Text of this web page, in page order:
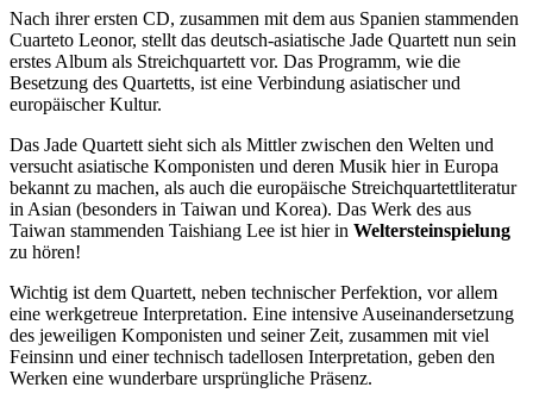
Nach ihrer ersten CD, zusammen mit dem aus Spanien stammenden
Cuarteto Leonor, stellt das deutsch-asiatische Jade Quartett nun sein
erstes Album als Streichquartett vor. Das Programm, wie die
Besetzung des Quartetts, ist eine Verbindung asiatischer und
europäischer Kultur.
Das Jade Quartett sieht sich als Mittler zwischen den Welten und
versucht asiatische Komponisten und deren Musik hier in Europa
bekannt zu machen, als auch die europäische Streichquartettliteratur
in Asian (besonders in Taiwan und Korea). Das Werk des aus
Taiwan stammenden Taishiang Lee ist hier in Weltersteinspielung
zu hören!
Wichtig ist dem Quartett, neben technischer Perfektion, vor allem
eine werkgetreue Interpretation. Eine intensive Auseinandersetzung
des jeweiligen Komponisten und seiner Zeit, zusammen mit viel
Feinsinn und einer technisch tadellosen Interpretation, geben den
Werken eine wunderbare ursprüngliche Präsenz.